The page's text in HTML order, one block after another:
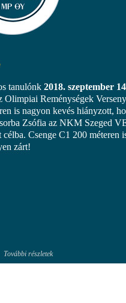
tanulónk 2018. szeptember
Olimpiai Reménységek
is nagyon kevés hiányzott,
Zsófia az NKM Szeged
Csenge C1 200 méteren
zárt!
További részletek